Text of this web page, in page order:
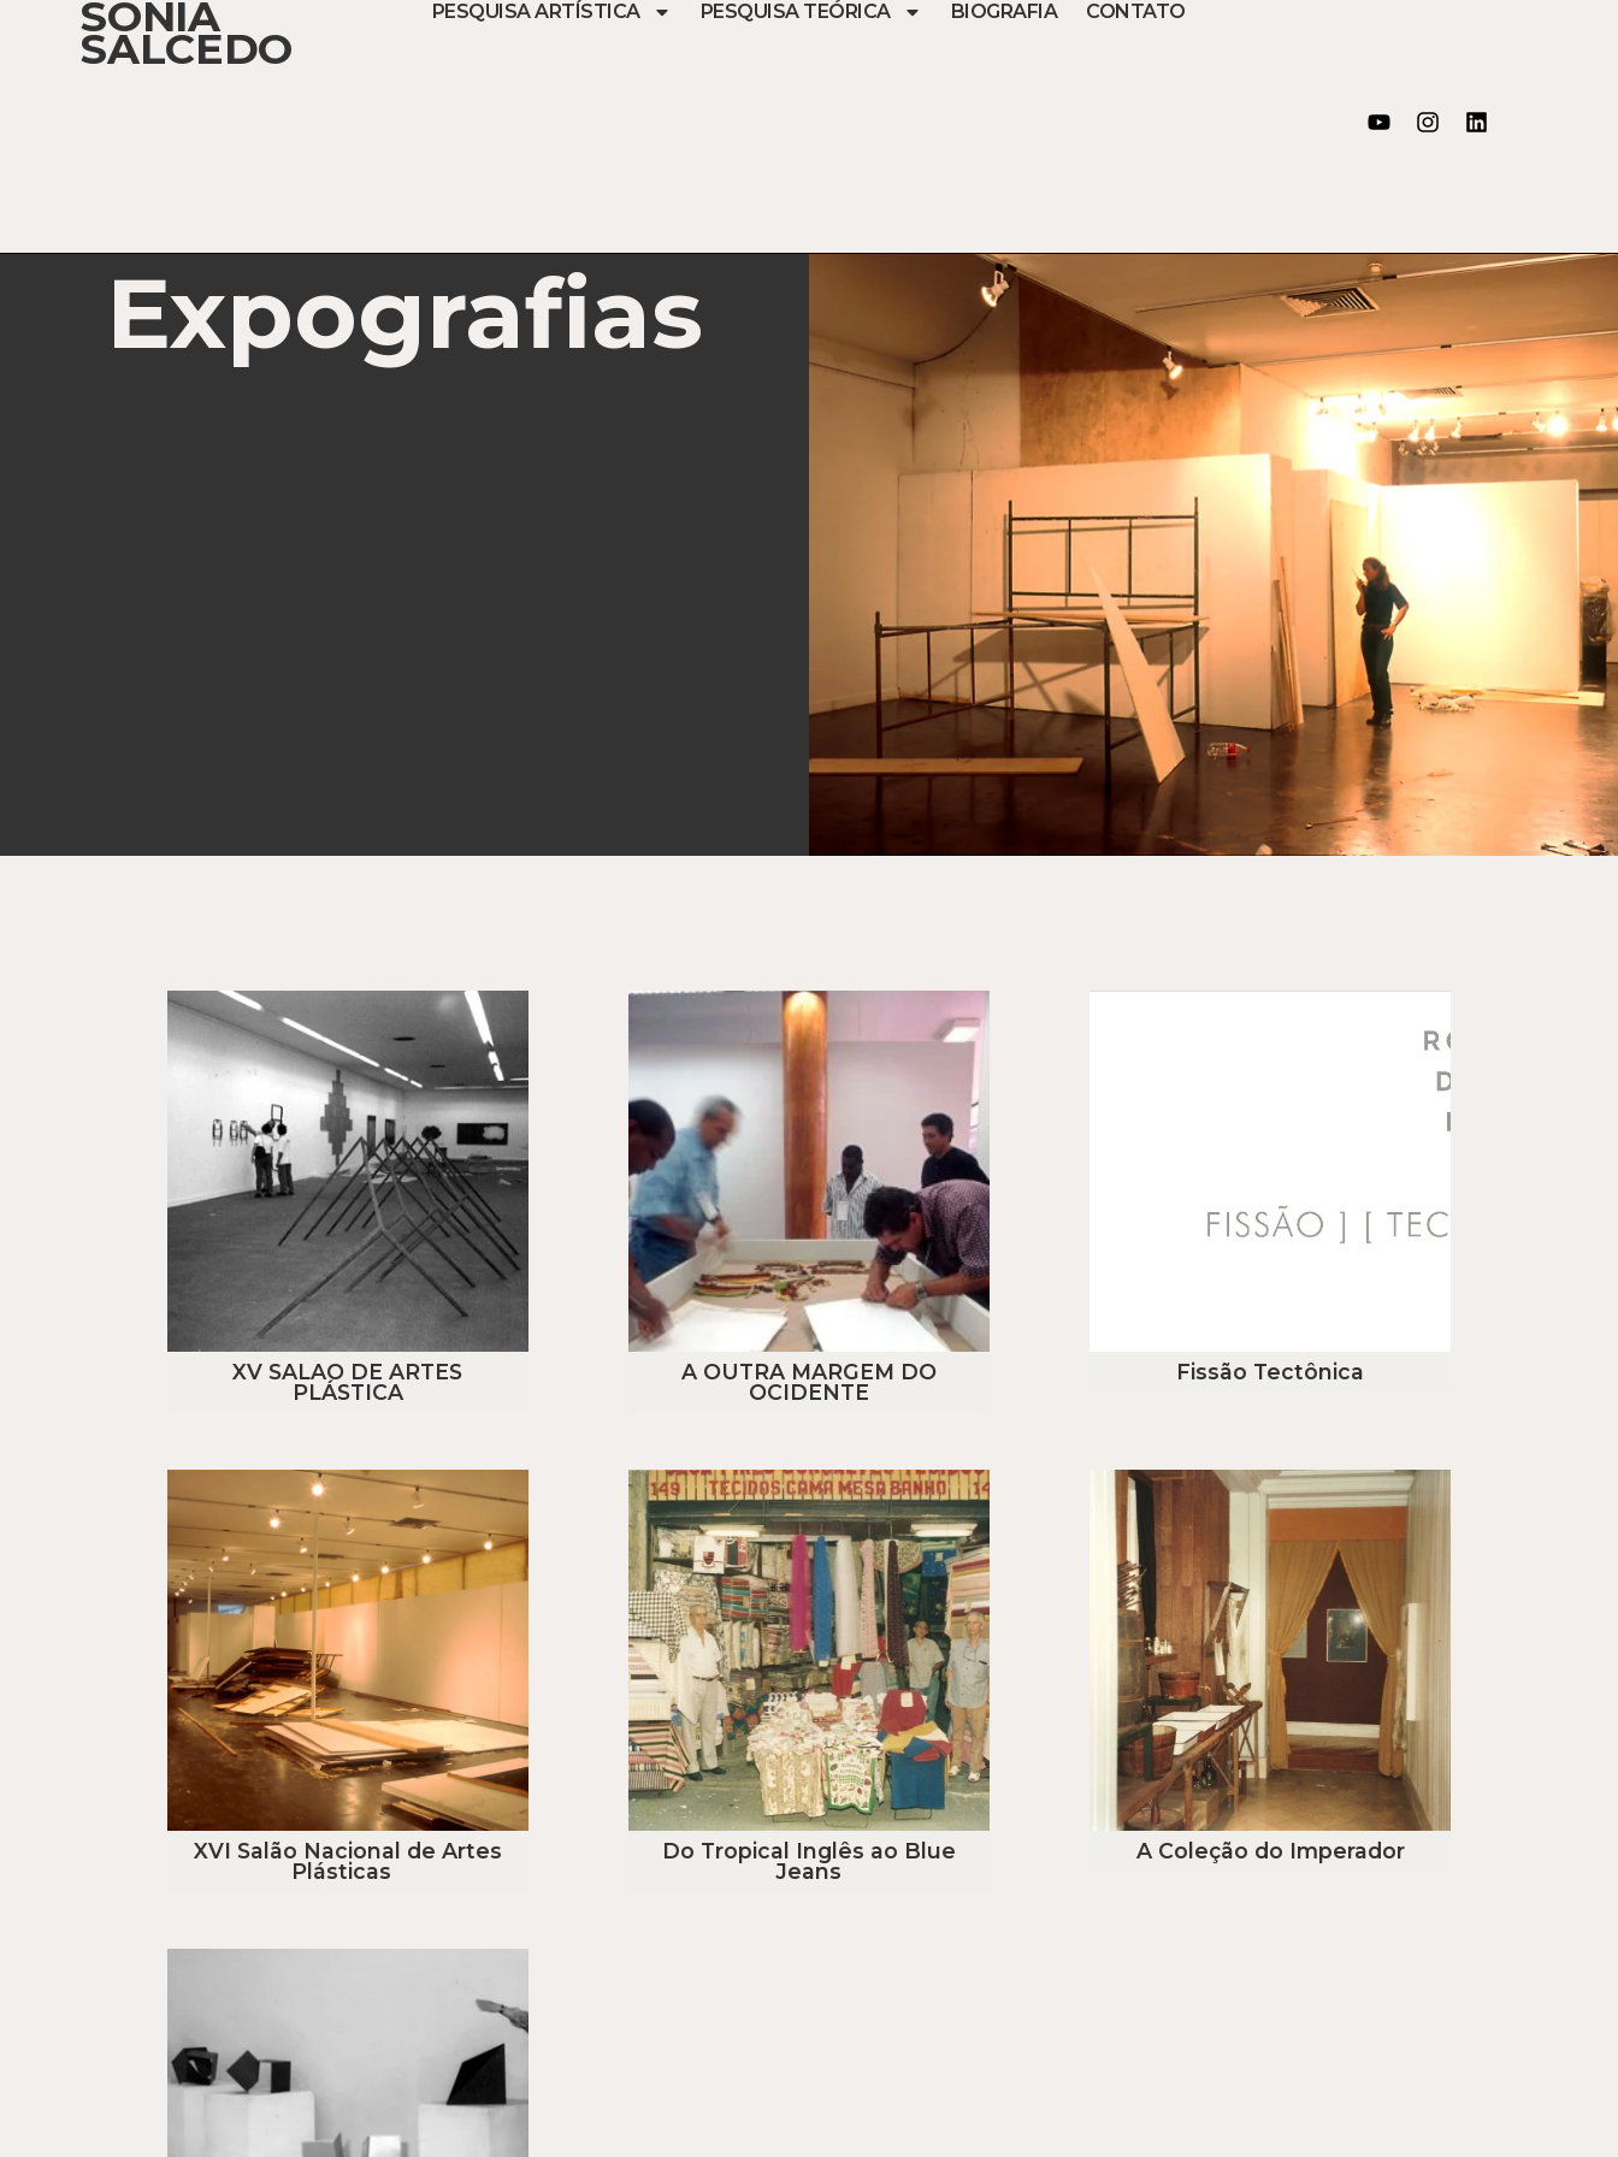
SONIA
SALCEDO
PESQUISA ARTÍSTICA PESQUISA TEÓRICA BIOGRAFIA CONTATO
Expografias
XV SALAO DE ARTES
PLÁSTICA
A OUTRA MARGEM DO
OCIDENTE
Fissão Tectônica
XVI Salão Nacional de Artes
Plásticas
Do Tropical Inglês ao Blue
Jeans
A Coleção do Imperador